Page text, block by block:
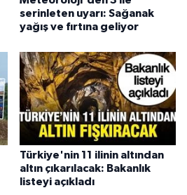
serinleten uyarı: Sağanak
yağış ve fırtına geliyor
Türkiye'nin 11 ilinin altından
altın çıkarılacak: Bakanlık
listeyi açıkladı